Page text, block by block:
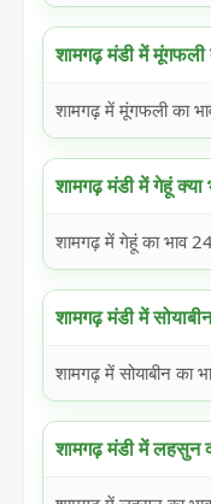
शामगढ़ मंडी में मूंगफली
शामगढ़ में मूंगफली का
शामगढ़ मंडी में गेहूं क्या
शामगढ़ में गेहूं का भाव
शामगढ़ मंडी में
शामगढ़ में सोयाबीन
शामगढ़ मंडी में लहसुन